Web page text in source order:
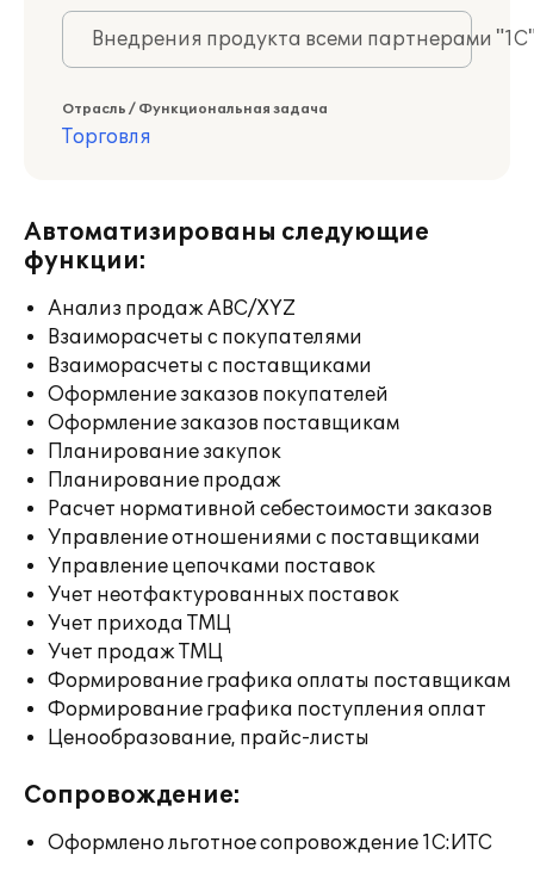
Внедрения продукта всеми партнерами
Отрасль / Функциональная задача
Торговля
Автоматизированы следующие
функции:
Анализ продаж ABC/XYZ
Взаиморасчеты с покупателями
Взаиморасчеты с поставщиками
Оформление заказов покупателей
Оформление заказов поставщикам
Планирование закупок
Планирование продаж
Расчет нормативной себестоимости заказов
Управление отношениями с поставщиками
Управление цепочками поставок
Учет неотфактурованных поставок
Учет прихода ТМЦ
Учет продаж ТМЦ
Формирование графика оплаты поставщикам
Формирование графика поступления оплат
Ценообразование, прайс-листы
Сопровождение:
Оформлено льготное сопровождение 1С:ИТС